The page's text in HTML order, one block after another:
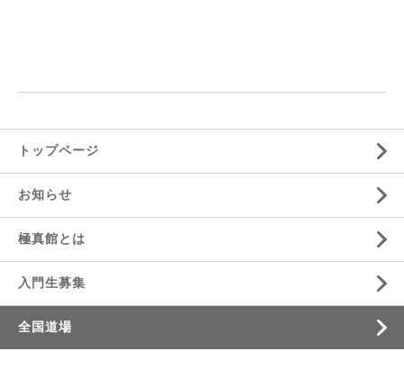
トップページ
お知らせ
極真館とは
入門生募集
全国道場